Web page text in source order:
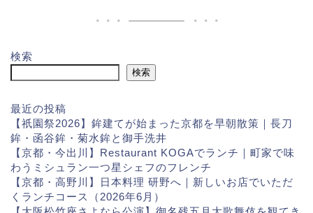
検索
検索
最近の投稿
【祇園祭2026】鉾建てが始まった京都を早朝散策｜長刀
鉾・函谷鉾・菊水鉾と御手洗井
【京都・今出川】Restaurant KOGAでランチ｜町家で味
わうミシュラン一つ星シェフのフレンチ
【京都・高野川】日本料理 研野へ｜新しいお店でいただ
くランチコース（2026年6月）